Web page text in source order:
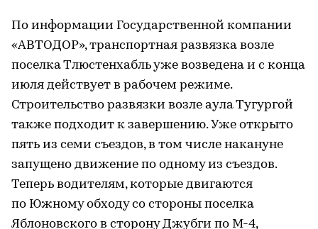
По информации Государственной компании
«АВТОДОР», транспортная развязка возле
поселка Тлюстенхабль уже возведена и с конца
июля действует в рабочем режиме.
Строительство развязки возле аула Тугургой
также подходит к завершению. Уже открыто
пять из семи съездов, в том числе накануне
запущено движение по одному из съездов.
Теперь водителям, которые двигаются
по Южному обходу со стороны поселка
Яблоновского в сторону Джубги по М-4,